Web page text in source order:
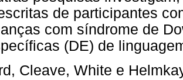
de participantes
com síndrome de
(DE) de
Cleave, White e